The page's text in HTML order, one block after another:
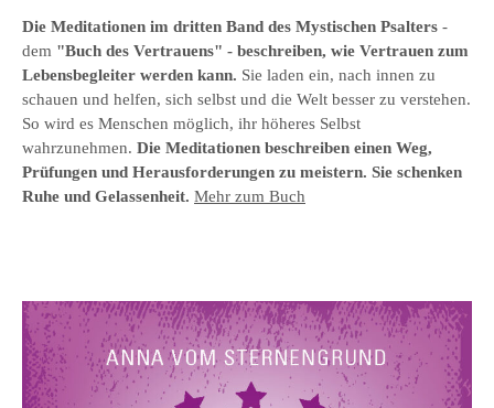
Die Meditationen im dritten Band des Mystischen Psalters -
dem "Buch des Vertrauens" - beschreiben, wie Vertrauen zum
Lebensbegleiter werden kann. Sie laden ein, nach innen zu
schauen und helfen, sich selbst und die Welt besser zu verstehen.
So wird es Menschen möglich, ihr höheres Selbst
wahrzunehmen. Die Meditationen beschreiben einen Weg,
Prüfungen und Herausforderungen zu meistern. Sie schenken
Ruhe und Gelassenheit. Mehr zum Buch